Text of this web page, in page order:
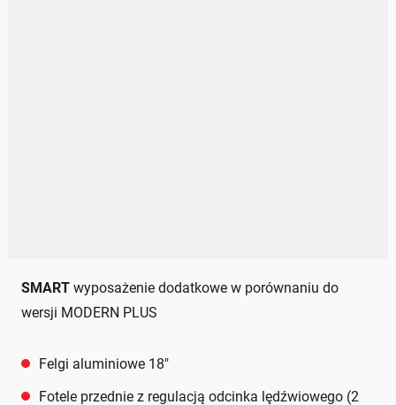
SMART wyposażenie dodatkowe w porównaniu do
wersji MODERN PLUS
Felgi aluminiowe 18"
Fotele przednie z regulacją odcinka lędźwiowego (2